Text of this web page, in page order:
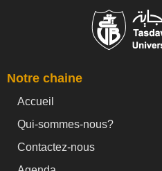
Notre chaine
Accueil
Qui-sommes-nous?
Contactez-nous